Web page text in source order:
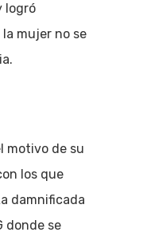
logró
mujer no se
motivo de su
los que
damnificada
donde se